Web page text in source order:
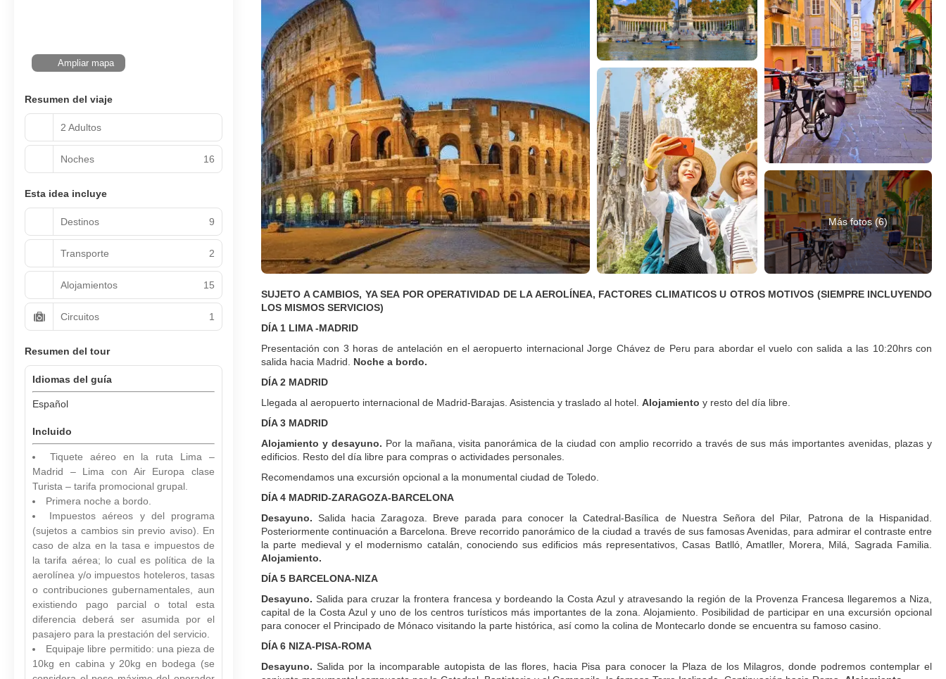
Más fotos (6)
SUJETO A CAMBIOS, YA SEA POR OPERATIVIDAD DE LA AEROLÍNEA, FACTORES CLIMATICOS U OTROS MOTIVOS (SIEMPRE INCLUYENDO
LOS MISMOS SERVICIOS)
DÍA 1 LIMA -MADRID
Presentación con 3 horas de antelación en el aeropuerto internacional Jorge Chávez de Peru para abordar el vuelo con salida a las 10:20hrs con
salida hacia Madrid. Noche a bordo.
DÍA 2 MADRID
Llegada al aeropuerto internacional de Madrid-Barajas. Asistencia y traslado al hotel. Alojamiento y resto del día libre.
DÍA 3 MADRID
Alojamiento y desayuno. Por la mañana, visita panorámica de la ciudad con amplio recorrido a través de sus más importantes avenidas, plazas y
edificios. Resto del día libre para compras o actividades personales.
Recomendamos una excursión opcional a la monumental ciudad de Toledo.
DÍA 4 MADRID-ZARAGOZA-BARCELONA
Desayuno. Salida hacia Zaragoza. Breve parada para conocer la Catedral-Basílica de Nuestra Señora del Pilar, Patrona de la Hispanidad.
Posteriormente continuación a Barcelona. Breve recorrido panorámico de la ciudad a través de sus famosas Avenidas, para admirar el contraste entre
la parte medieval y el modernismo catalán, conociendo sus edificios más representativos, Casas Batlló, Amatller, Morera, Milá, Sagrada Familia.
Alojamiento.
DÍA 5 BARCELONA-NIZA
Desayuno.Salida para cruzar la frontera francesa y bordeando la Costa Azul y atravesando la región de la Provenza Francesa llegaremos a Niza,
capital de la Costa Azul y uno de los centros turísticos más importantes de la zona. Alojamiento. Posibilidad de participar en una excursión opcional
para conocer el Principado de Mónaco visitando la parte histórica, así como la colina de Montecarlo donde se encuentra su famoso casino.
DÍA 6 NIZA-PISA-ROMA
Desayuno.Salida por la incomparable autopista de las flores, hacia Pisa para conocer la Plaza de los Milagros, donde podremos contemplar el
Ampliar mapa
Resumen del viaje
2 Adultos
Noches 16
Esta idea incluye
Destinos 9
Transporte 2
Alojamientos 15
Circuitos 1
Resumen del tour
Idiomas del guía
Español
Incluido
Tiquete aéreo en la ruta Lima –
Madrid – Lima con Air Europa clase
Turista – tarifa promocional grupal.
Primera noche a bordo.
Impuestos aéreos y del programa
(sujetos a cambios sin previo aviso). En
caso de alza en la tasa e impuestos de
la tarifa aérea; lo cual es política de la
aerolínea y/o impuestos hoteleros, tasas
o contribuciones gubernamentales, aun
existiendo pago parcial o total esta
diferencia deberá ser asumida por el
pasajero para la prestación del servicio.
Equipaje libre permitido: una pieza de
10kg en cabina y 20kg en bodega (se